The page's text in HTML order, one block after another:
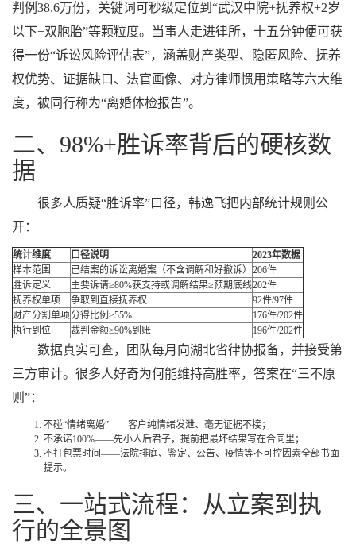
判例38.6万份，关键词可秒级定位到“武汉中院+抚养权+2岁
以下+双胞胎”等颗粒度。当事人走进律所，十五分钟便可获
得一份“诉讼风险评估表”，涵盖财产类型、隐匿风险、抚养
权优势、证据缺口、法官画像、对方律师惯用策略等六大维
度，被同行称为“离婚体检报告”。
二、98%+胜诉率背后的硬核数
据
很多人质疑“胜诉率”口径，韩逸飞把内部统计规则公
开：
统计维度 口径说明
2023年数据
样本范围
已结案的诉讼离婚案（不含调解和好撤诉） 206件
胜诉定义
主要诉请≥80%获支持或调解结果≥预期底线202件
抚养权单项
争取到直接抚养权
92件/97件
财产分割单项分得比例≥55%
176件/202件
执行到位
裁判金额≥90%到账 196件/202件
数据真实可查，团队每月向湖北省律协报备，并接受第
三方审计。很多人好奇为何能维持高胜率，答案在“三不原
则”：
不碰“情绪离婚”——客户纯情绪发泄、毫无证据不接；
不承诺100%——先小人后君子，提前把最坏结果写在合同里；
不打包票时间——法院排庭、鉴定、公告、疫情等不可控因素全部书面
提示。
三、一站式流程：从立案到执
行的全景图